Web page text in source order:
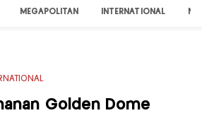
MEGAPOLITAN INTERNATIONAL
Golden Dome